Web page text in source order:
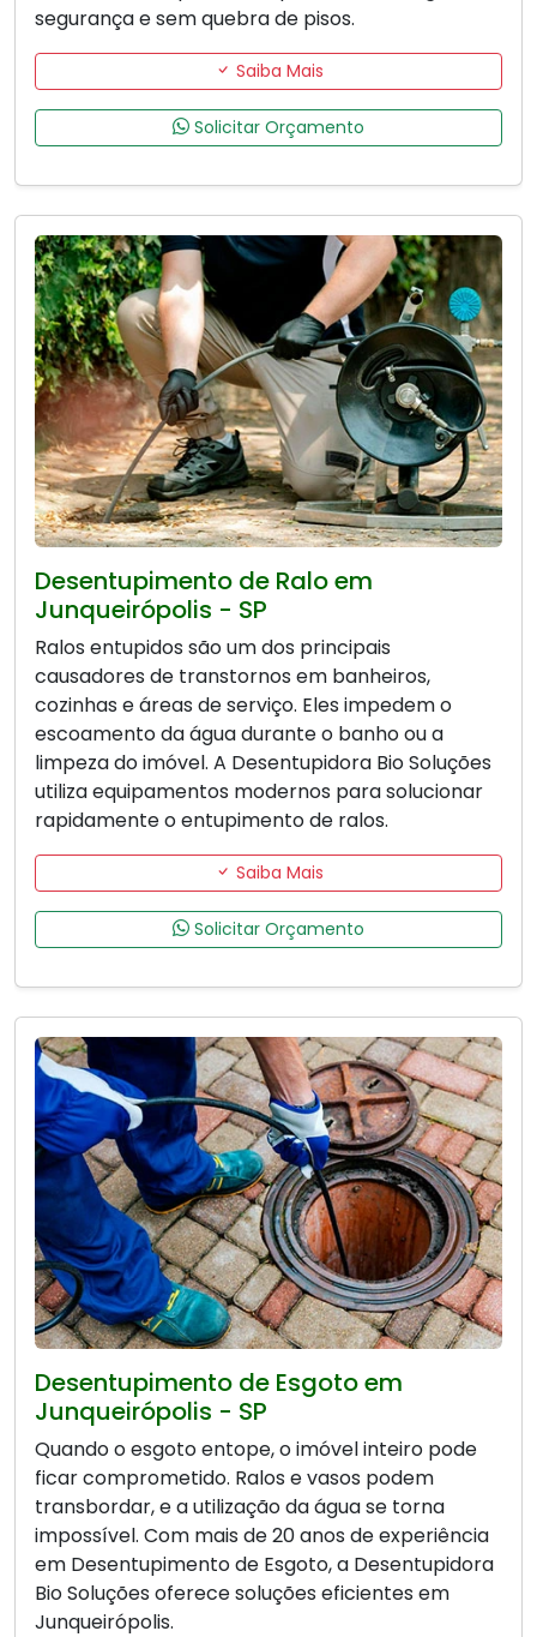
segurança e sem quebra de pisos.
Saiba Mais
Solicitar Orçamento
Desentupimento de Ralo em
Junqueirópolis - SP
Ralos entupidos são um dos principais
causadores de transtornos em banheiros,
cozinhas e áreas de serviço. Eles impedem o
escoamento da água durante o banho ou a
limpeza do imóvel. A Desentupidora Bio Soluções
utiliza equipamentos modernos para solucionar
rapidamente o entupimento de ralos.
Saiba Mais
Solicitar Orçamento
Desentupimento de Esgoto em
Junqueirópolis - SP
Quando o esgoto entope, o imóvel inteiro pode
ficar comprometido. Ralos e vasos podem
transbordar, e a utilização da água se torna
impossível. Com mais de 20 anos de experiência
em Desentupimento de Esgoto, a Desentupidora
Bio Soluções oferece soluções eficientes em
Junqueirópolis.